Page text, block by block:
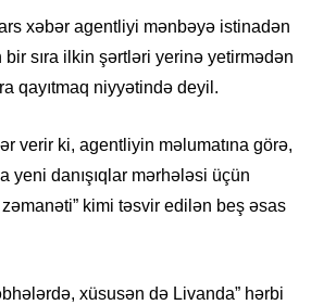
xəbər agentliyi mənbəyə istinadən
sıra ilkin şərtləri yerinə yetirmədən
qayıtmaq niyyətində deyil.
verir ki, agentliyin məlumatına görə,
yeni danışıqlar mərhələsi üçün
kimi təsvir edilən beş əsas
xüsusən də Livanda” hərbi